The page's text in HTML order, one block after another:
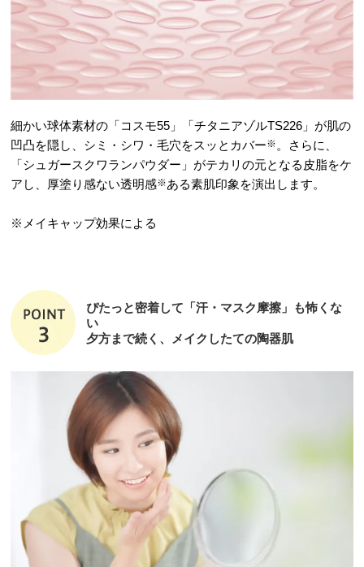
細かい球体素材の「コスモ55」「チタニアゾルTS226」が肌の
凹凸を隠し、シミ・シワ・毛穴をスッとカバー※ 。さらに、
「シュガースクワランパウダー」がテカリの元となる皮脂をケ
アし、厚塗り感ない透明感※ある素肌印象を演出します。
※メイキャップ効果による
ぴたっと密着して「汗・マスク摩擦」も怖くな
い
夕方まで続く、メイクしたての陶器肌